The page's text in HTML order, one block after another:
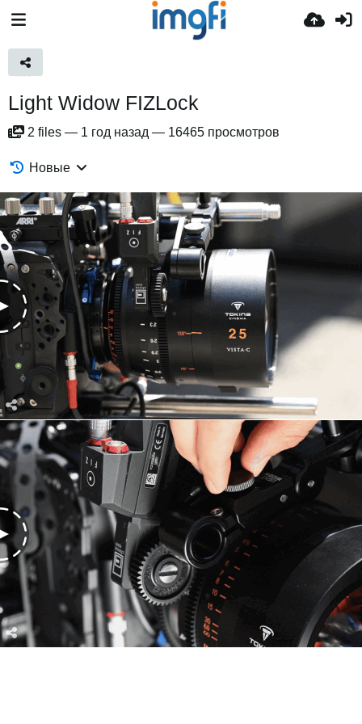
Light Widow FIZLock
2 files — 1 год назад — 16465 просмотров
Новые